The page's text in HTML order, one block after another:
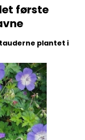
første
plantet i